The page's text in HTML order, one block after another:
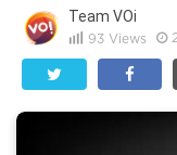
Team VOi
93 Views